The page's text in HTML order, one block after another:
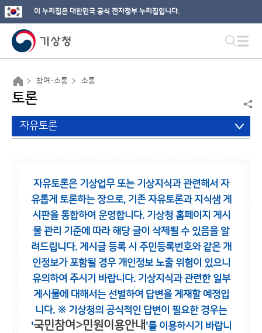
이 누리집은 대한민국 공식 전자정부 누리집입니다.
참여·소통 소통
토론
자유토론
자유토론은 기상업무 또는 기상지식과 관련해서 자
유롭게 토론하는 장으로, 기존 자유토론과 지식샘 게
시판을 통합하여 운영합니다. 기상청 홈페이지 게시
물 관리 기준에 따라 해당 글이 삭제될 수 있음을 알
려드립니다. 게시글 등록 시 주민등록번호와 같은 개
인정보가 포함될 경우 개인정보 노출 위험이 있으니
유의하여 주시기 바랍니다. 기상지식과 관련한 일부
게시물에 대해서는 선별하여 답변을 게재할 예정입
니다. ※ 기상청의 공식적인 답변이 필요한 경우는
'국민참여>민원이용안내 '를 이용하시기 바랍니